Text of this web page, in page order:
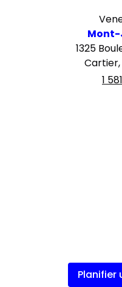
Mont-
1325
1
Planifier